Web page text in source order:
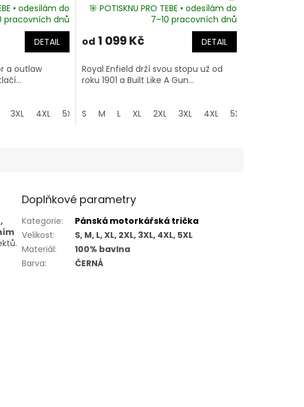
• odesílám do
pracovních dnů
DETAIL
a outlaw
3XL 4XL 5XL
🎯 POTISKNU PRO TEBE • odesílám do
7–10 pracovních dnů
od 1 099 Kč DETAIL
Royal Enfield drží svou stopu už od
roku 1901 a Built Like A Gun...
S M L XL 2XL 3XL 4XL 5XL
Doplňkové parametry
Kategorie:
Pánská motorkářská trička
Velikost:
S, M, L, XL, 2XL, 3XL, 4XL, 5XL
Materiál:
100% bavlna
Barva: ČERNÁ